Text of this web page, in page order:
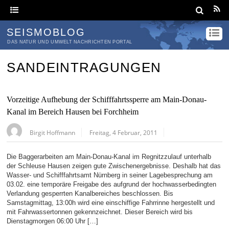
SEISMOBLOG
DAS NATUR UND UMWELT NACHRICHTEN PORTAL
SANDEINTRAGUNGEN
Vorzeitige Aufhebung der Schifffahrtssperre am Main-Donau-
Kanal im Bereich Hausen bei Forchheim
Birgit Hoffmann Freitag, 4 Februar, 2011
Die Baggerarbeiten am Main-Donau-Kanal im Regnitzzulauf unterhalb
der Schleuse Hausen zeigen gute Zwischenergebnisse. Deshalb hat das
Wasser- und Schifffahrtsamt Nürnberg in seiner Lagebesprechung am
03.02. eine temporäre Freigabe des aufgrund der hochwasserbedingten
Verlandung gesperrten Kanalbereiches beschlossen. Bis
Samstagmittag, 13:00h wird eine einschiffige Fahrrinne hergestellt und
mit Fahrwassertonnen gekennzeichnet. Dieser Bereich wird bis
Dienstagmorgen 06:00 Uhr […]